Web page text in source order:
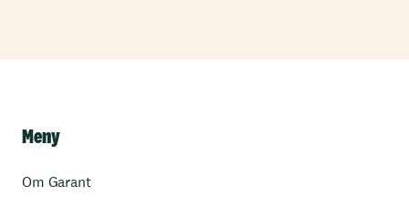
Meny
Om Garant